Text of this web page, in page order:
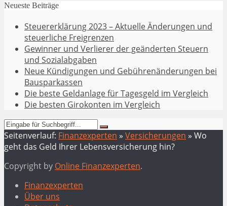
Neueste Beiträge
Steuererklärung 2023 – Aktuelle Änderungen und
steuerliche Freigrenzen
Gewinner und Verlierer der geänderten Steuern
und Sozialabgaben
Neue Kündigungen und Gebührenänderungen bei
Bausparkassen
Die beste Geldanlage für Tagesgeld im Vergleich
Die besten Girokonten im Vergleich
Seitenverlauf: Finanzexperten » Versicherungen » Wo
geht das Geld Ihrer Lebensversicherung hin?
Copyright by Online Finanzexperten.
Finanzexperten
Über uns